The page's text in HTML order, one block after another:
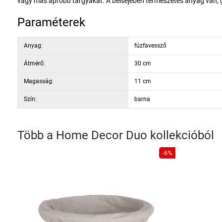
Paraméterek
Anyag: fúzfavessző
Átmérő: 30 cm
Magasság: 11 cm
Szín: barna
Több a Home Decor Duo kollekcióból
-6%